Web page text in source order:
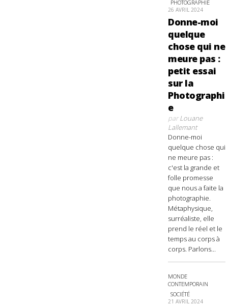
PHOTOGRAPHIE
26 AVRIL 2024
Donne-moi
quelque
chose qui ne
meure pas :
petit essai
sur la
Photographi
e
parLouane
Lallemant
Donne-moi
quelque chose qui
ne meure pas :
c'est la grande et
folle promesse
que nous a faite la
photographie.
Métaphysique,
surréaliste, elle
prend le réel et le
temps au corps à
corps. Parlons...
MONDE
CONTEMPORAIN
SOCIÉTÉ
21 AVRIL 2024